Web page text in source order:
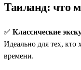
Таиланд: что
✅ Классические
Идеально для тех,
времени.